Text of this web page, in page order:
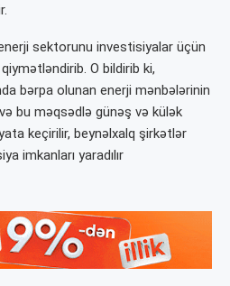
sektorunu investisiyalar üçün
O bildirib ki,
bərpa olunan enerji mənbələrinin
və bu məqsədlə günəş və külək
keçirilir, beynəlxalq şirkətlər
imkanları yaradılır